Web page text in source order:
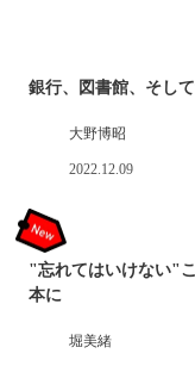
銀行、図書館、そし
大野博昭
2022.12.09
"忘れてはいけない"
本に
堀美緒